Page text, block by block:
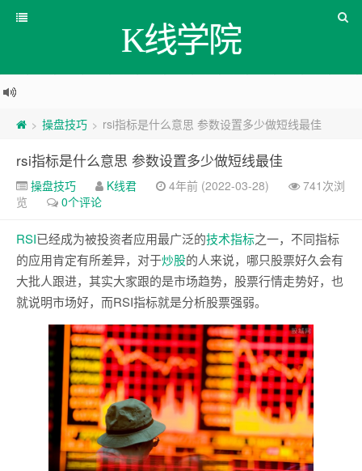
K线学院
> 操盘技巧 > rsi指标是什么意思 参数设置多少做短线最佳
rsi指标是什么意思 参数设置多少做短线最佳
操盘技巧 K线君 4年前 (2022-03-28)
741次浏
览
0个评论
RSI已经成为被投资者应用最广泛的技术指标之一，不同指标
的应用肯定有所差异，对于炒股的人来说，哪只股票好久会有
大批人跟进，其实大家跟的是市场趋势，股票行情走势好，也
就说明市场好，而RSI指标就是分析股票强弱。